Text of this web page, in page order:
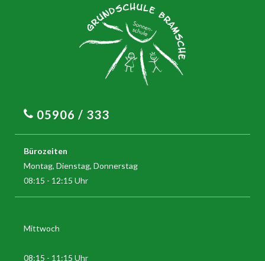
05906 / 333
Bürozeiten
Montag, Dienstag, Donnerstag
08:15 - 12:15 Uhr
Mittwoch
08:15 - 11:15 Uhr